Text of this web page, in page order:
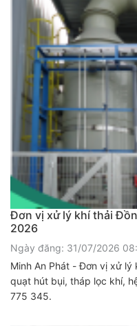
Đơn vị xử lý khí thải
2026
Ngày đăng: 31/07/2026
Minh An Phát - Đơn vị xử
quạt hút bụi, tháp lọc khí,
775 345.